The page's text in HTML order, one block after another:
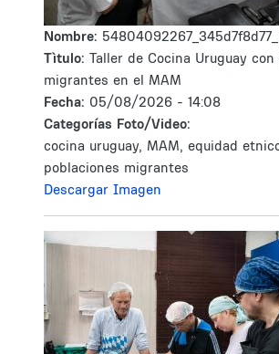
Nombre:
Tìtulo: Taller de Cocina Uruguay con
migrantes en el MAM
Fecha: 05/08/2026 - 14:08
Categorías Foto/Video:
cocina uruguay, MAM, equidad
poblaciones migrantes
Descargar Imagen